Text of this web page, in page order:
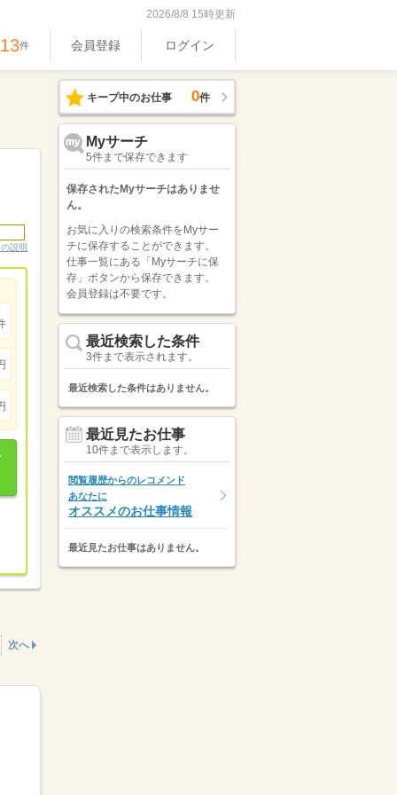
2026/8/8 15時更新
件 会員登録 ログイン
説明
次へ
キープ中のお仕事 0件
Myサーチ
5件まで保存できます
保存されたMyサーチはありませ
ん。
お気に入りの検索条件をMyサー
チに保存することができます。
仕事一覧にある「Myサーチに保
存」ボタンから保存できます。
会員登録は不要です。
最近検索した条件
3件まで表示されます。
最近検索した条件はありません。
最近見たお仕事
10件まで表示します。
閲覧履歴からのレコメンド
あなたに
オススメのお仕事情報
最近見たお仕事はありません。